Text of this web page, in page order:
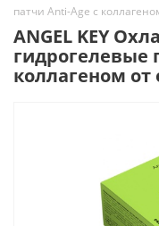
патчи Anti-Age с
ANGEL KEY
гидрогелевые
коллагеном от